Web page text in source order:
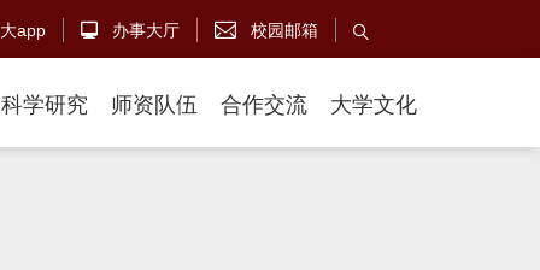
app  办事大厅  校园邮箱 
科学研究 师资队伍 合作交流 大学文化